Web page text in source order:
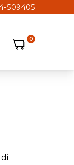
509405
strumenti utente
Carrello
Carrello
0